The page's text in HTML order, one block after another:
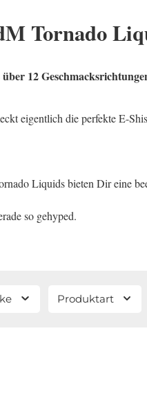
Tornado
über 12
eigentlich die perfekte E-
Liquids bieten Dir eine
so gehyped.
Produktart